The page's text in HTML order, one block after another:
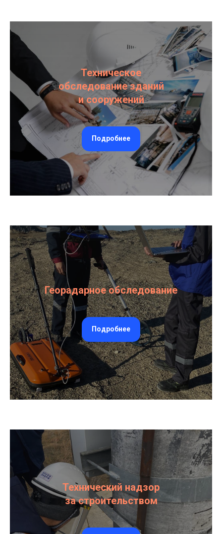
Техническое
обследование зданий
и сооружений
Подробнее
Георадарное обследование
Подробнее
Технический надзор
за строительством